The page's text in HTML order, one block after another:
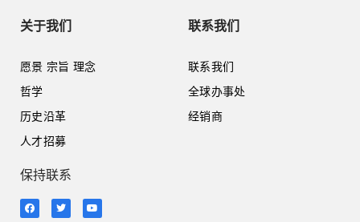
关于我们
愿景 宗旨 理念
哲学
历史沿革
人才招募
联系我们
联系我们
全球办事处
经销商
保持联系